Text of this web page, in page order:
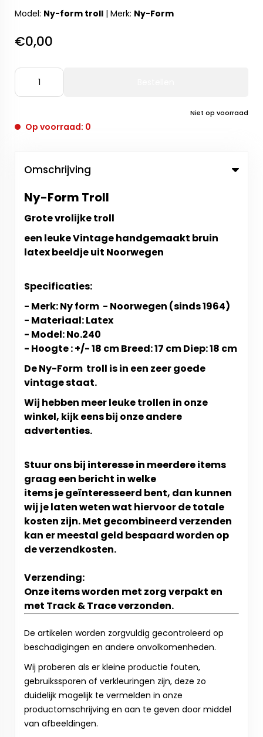
Model: Ny-form troll | Merk: Ny-Form
€0,00
Niet op voorraad
Op voorraad: 0
Omschrijving
Ny-Form Troll
Grote vrolijke troll
een leuke Vintage handgemaakt bruin
latex beeldje uit Noorwegen
Specificaties:
- Merk: Ny form - Noorwegen (sinds 1964)
- Materiaal: Latex
- Model: No.240
- Hoogte : +/- 18 cm Breed: 17 cm Diep: 18 cm
De Ny-Form troll is in een zeer goede
vintage staat.
Wij hebben meer leuke trollen in onze
winkel, kijk eens bij onze andere
advertenties.
Stuur ons bij interesse in meerdere items
graag een bericht in welke
items je geïnteresseerd bent, dan kunnen
wij je laten weten wat hiervoor de totale
kosten zijn. Met gecombineerd verzenden
kan er meestal geld bespaard worden op
de verzendkosten.
Verzending:
Onze items worden met zorg verpakt en
met Track & Trace verzonden.
De artikelen worden zorgvuldig gecontroleerd op
beschadigingen en andere onvolkomenheden.
Wij proberen als er kleine productie fouten,
gebruikssporen of verkleuringen zijn, deze zo
duidelijk mogelijk te vermelden in onze
productomschrijving en aan te geven door middel
van afbeeldingen.